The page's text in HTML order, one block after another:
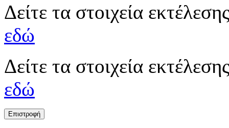
Δείτε τα στοιχεία
εδώ
Δείτε τα στοιχεία
εδώ